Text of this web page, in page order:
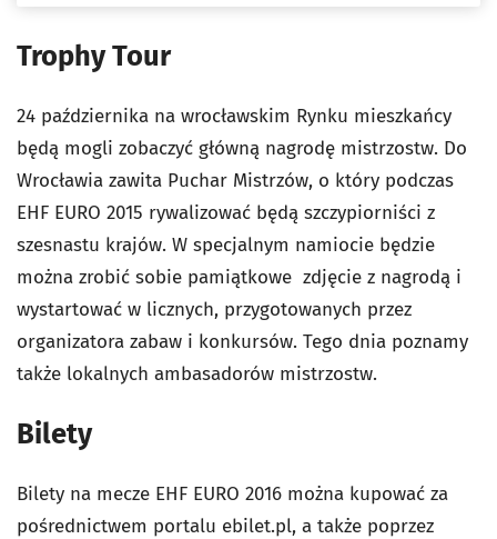
Trophy Tour
24 października na wrocławskim Rynku mieszkańcy
będą mogli zobaczyć główną nagrodę mistrzostw. Do
Wrocławia zawita Puchar Mistrzów, o który podczas
EHF EURO 2015 rywalizować będą szczypiorniści z
szesnastu krajów. W specjalnym namiocie będzie
można zrobić sobie pamiątkowe zdjęcie z nagrodą i
wystartować w licznych, przygotowanych przez
organizatora zabaw i konkursów. Tego dnia poznamy
także lokalnych ambasadorów mistrzostw.
Bilety
Bilety na mecze EHF EURO 2016 można kupować za
pośrednictwem portalu ebilet.pl, a także poprzez